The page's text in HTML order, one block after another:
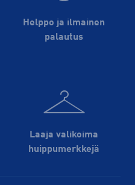
Helppo ja ilmainen
palautus
Laaja valikoima
huippu­merkkejä